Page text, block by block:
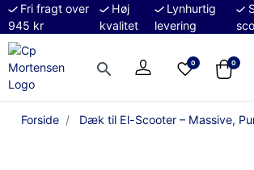
Fri fragt over
945 kr
Høj
kvalitet
Lynhurtig
levering
search 0 0
Forside Dæk til El-Scooter – Massive,